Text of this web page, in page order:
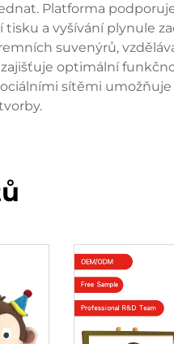
Platforma
a vyšívání plynule
suvenýrů,
optimální
sítěmi